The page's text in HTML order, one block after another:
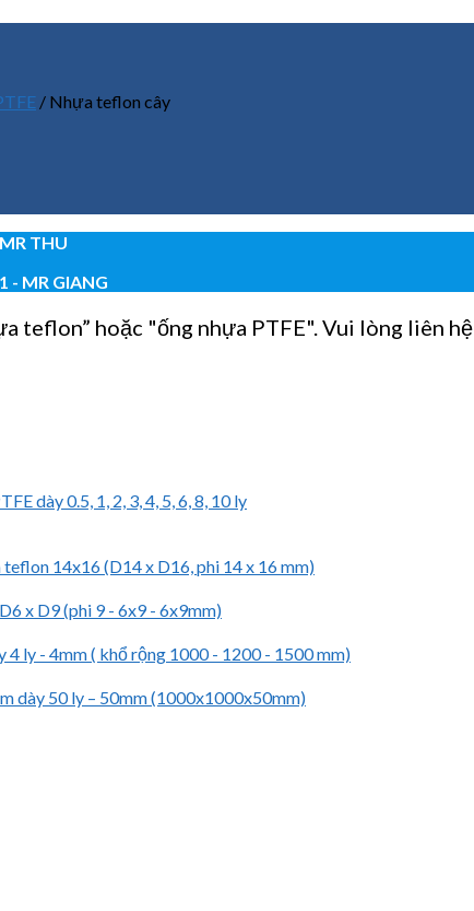
/ Nhựa teflon cây
THU
- MR GIANG
teflon” hoặc "ống nhựa PTFE". Vui lòng liên hệ
dày 0.5, 1, 2, 3, 4, 5, 6, 8, 10 ly
teflon 14x16 (D14 x D16, phi 14 x 16 mm)
x D9 (phi 9 - 6x9 - 6x9mm)
4 ly - 4mm ( khổ rộng 1000 - 1200 - 1500 mm)
dày 50 ly – 50mm (1000x1000x50mm)